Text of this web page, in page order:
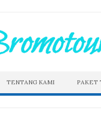
TENTANG KAMI PAKET